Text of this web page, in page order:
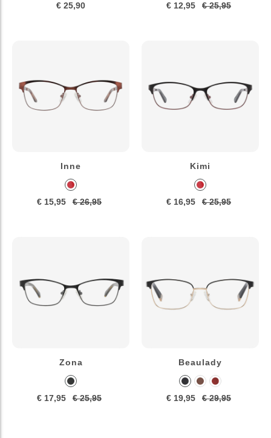
€ 25,90 € 12,95 € 25,95
Inne
€ 15,95 € 26,95
Kimi
€ 16,95 € 25,95
Zona
€ 17,95 € 25,95
Beaulady
€ 19,95 € 29,95